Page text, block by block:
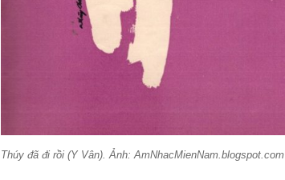
Thúy đã đi rồi (Y Vân). Ảnh: AmNhacMienNam.blogspot.com